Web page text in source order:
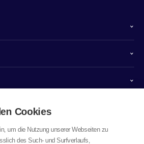
Cookies
um die Nutzung unserer Webseiten zu
des Such- und Surfverlaufs,